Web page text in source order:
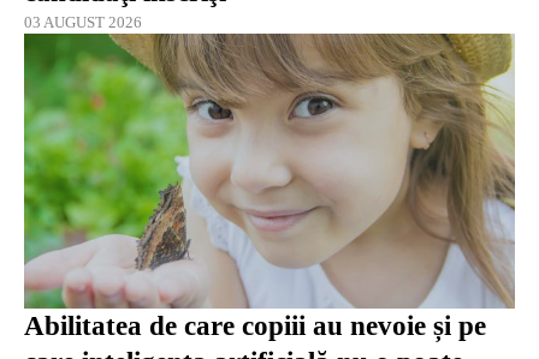
03 AUGUST 2026
Abilitatea de care copiii au nevoie și pe